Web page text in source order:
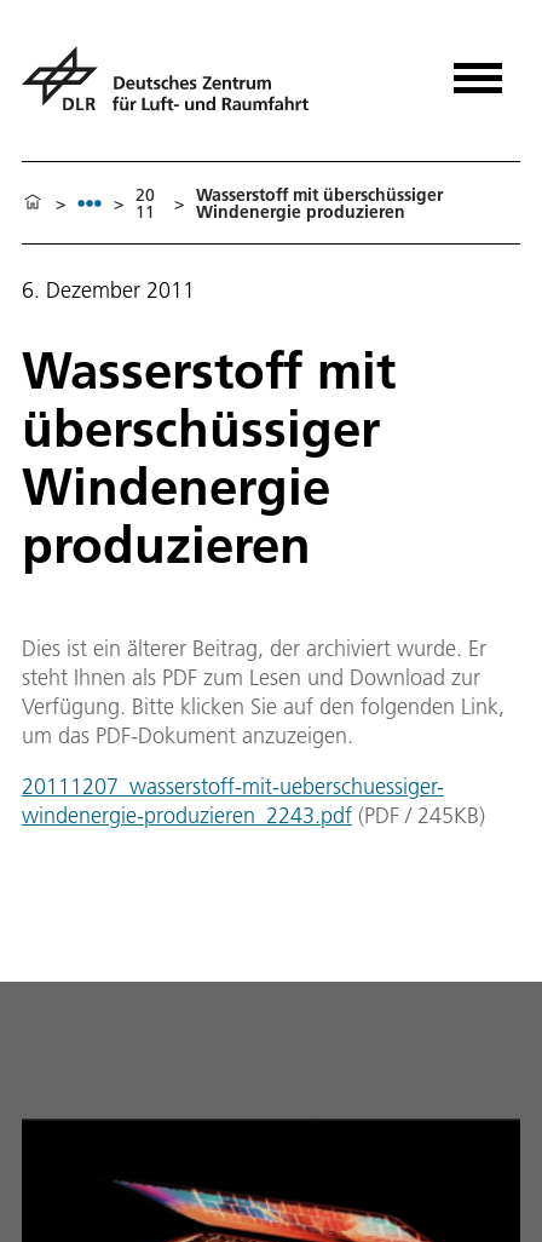
> > 20
11 > Wasserstoff mit überschüssiger
Windenergie produzieren
6. Dezember 2011
Wasserstoff mit
überschüssiger
Windenergie
produzieren
Dies ist ein älterer Beitrag, der archiviert wurde. Er
steht Ihnen als PDF zum Lesen und Download zur
Verfügung. Bitte klicken Sie auf den folgenden Link,
um das PDF-Dokument anzuzeigen.
20111207_wasserstoff-mit-ueberschuessiger-
windenergie-produzieren_2243.pdf (PDF / 245KB)